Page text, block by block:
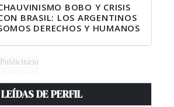
BOBO Y CRISIS
BRASIL: LOS ARGENTINOS
DERECHOS Y HUMANOS
DE PERFIL